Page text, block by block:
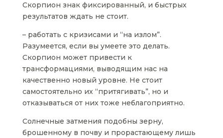
Скорпион знак фиксированный, и быстрых
результатов ждать не стоит.
– работать с кризисами и “на излом”.
Разумеется, если вы умеете это делать.
Скорпион может привести к
трансформациями, выводящим нас на
качественно новый уровне. Не стоит
самостоятельно их “притягивать”, но и
отказываться от них тоже неблагоприятно.
Солнечные затмения подобны зерну,
брошенному в почву и прорастающему лишь